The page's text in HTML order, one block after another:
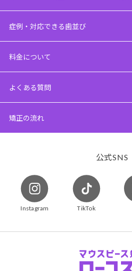
症例・対応できる歯並び
料金について
よくある質問
矯正の流れ
公式SNS
Instagram TikTok